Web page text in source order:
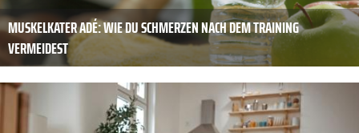
MUSKELKATER ADÉ: WIE DU SCHMERZEN NACH DEM TRAINING
VERMEIDEST